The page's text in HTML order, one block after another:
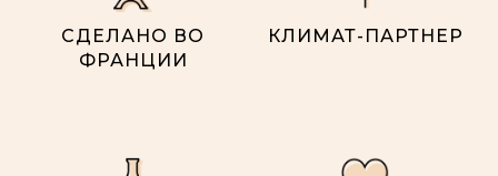
СДЕЛАНО ВО
ФРАНЦИИ
КЛИМАТ-ПАРТНЕР